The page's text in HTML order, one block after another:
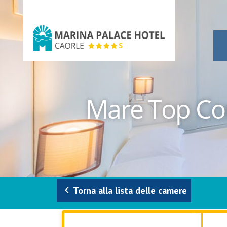
Mare Top
keyboard_arrow_left Torna alla lista delle camere